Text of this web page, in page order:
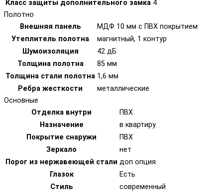
Класс защиты дополнительного замка 4
Полотно
Внешняя панель
МДФ 10 мм с ПВХ покрытием
Утеплитель полотна
магнитный, 1 контур
Шумоизоляция
42 дБ
Толщина полотна
85 мм
Толщина стали полотна 1,6 мм
Ребра жесткости
металлические
Основные
Отделка внутри
ПВХ
Назначение
в квартиру
Покрытие снаружи
ПВХ
Зеркало
нет
Порог из нержавеющей стали доп опция
Глазок
Есть
Стиль
современный